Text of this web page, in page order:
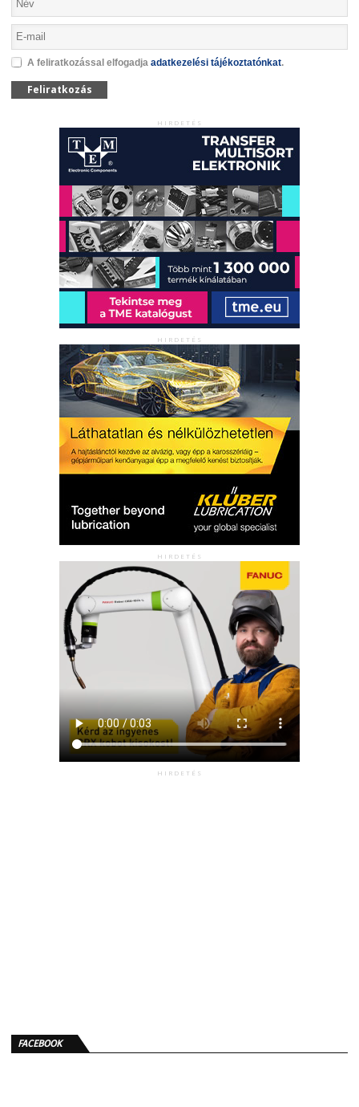
A feliratkozással elfogadja adatkezelési tájékoztatónkat.
Feliratkozás
HIRDETÉS
HIRDETÉS
HIRDETÉS
HIRDETÉS
FACEBOOK